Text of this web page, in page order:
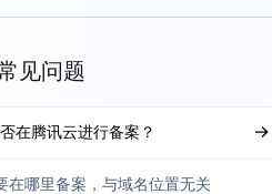
见问题
在腾讯云进行备案？
在哪里备案，与域名位置无关